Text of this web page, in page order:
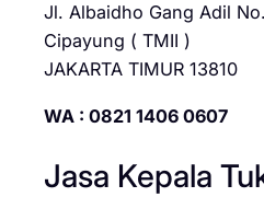
Jl. Albaidho Gang Adil
Cipayung ( TMII )
JAKARTA TIMUR 13810
WA : 0821 1406 0607
Jasa Kepala